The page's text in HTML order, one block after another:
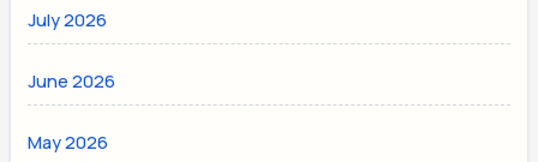
July 2026
June 2026
May 2026